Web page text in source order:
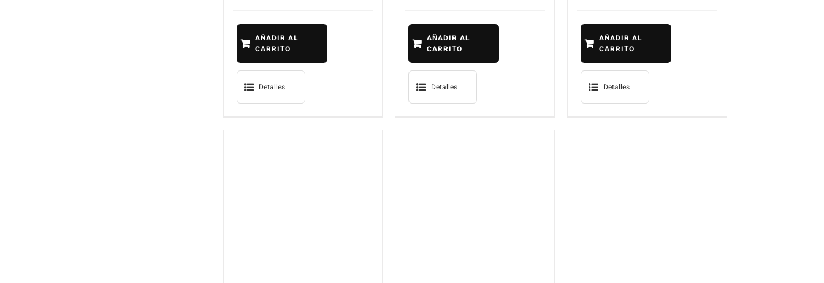
AÑADIR AL
CARRITO
Detalles
AÑADIR AL
CARRITO
Detalles
AÑADIR AL
CARRITO
Detalles